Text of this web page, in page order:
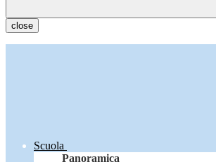
close
Scuola
Panoramica